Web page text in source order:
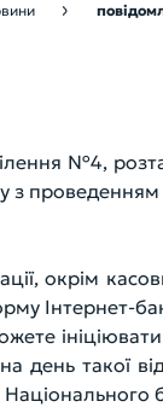
№4,
з
окрім
Інтернет-
день такої